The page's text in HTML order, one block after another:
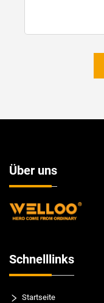
Über uns
Schnelllinks
Startseite